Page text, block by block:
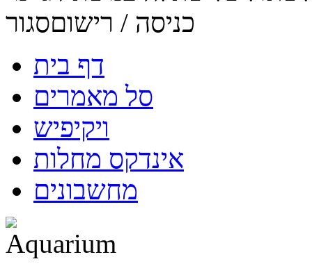
כניסה / רישוםסגור
דף בית
סל מאמרים
ויקיפיש
אינדקס מחלות
מחשבונים